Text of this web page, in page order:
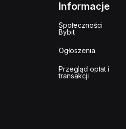
Informacje
Społeczności
Bybit
Ogłoszenia
Przegląd opłat i
transakcji